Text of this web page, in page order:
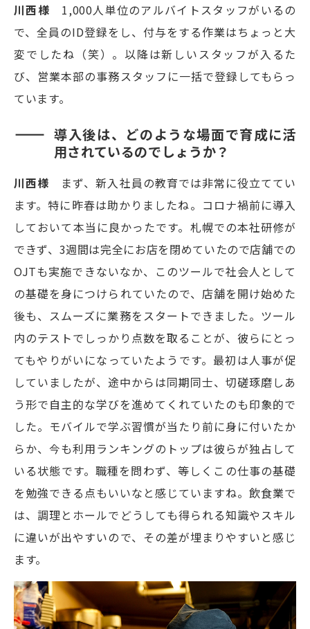
川西様 1,000人単位のアルバイトスタッフがいるの
で、全員のID登録をし、付与をする作業はちょっと大
変でしたね（笑）。以降は新しいスタッフが入るた
び、営業本部の事務スタッフに一括で登録してもらっ
ています。
導入後は、どのような場面で育成に活
用されているのでしょうか？
川西様 まず、新入社員の教育では非常に役立ててい
ます。特に昨春は助かりましたね。コロナ禍前に導入
しておいて本当に良かったです。札幌での本社研修が
できず、3週間は完全にお店を閉めていたので店舗での
OJTも実施できないなか、このツールで社会人として
の基礎を身につけられていたので、店舗を開け始めた
後も、スムーズに業務をスタートできました。ツール
内のテストでしっかり点数を取ることが、彼らにとっ
てもやりがいになっていたようです。最初は人事が促
していましたが、途中からは同期同士、切磋琢磨しあ
う形で自主的な学びを進めてくれていたのも印象的で
した。モバイルで学ぶ習慣が当たり前に身に付いたか
らか、今も利用ランキングのトップは彼らが独占して
いる状態です。職種を問わず、等しくこの仕事の基礎
を勉強できる点もいいなと感じていますね。飲食業で
は、調理とホールでどうしても得られる知識やスキル
に違いが出やすいので、その差が埋まりやすいと感じ
ます。